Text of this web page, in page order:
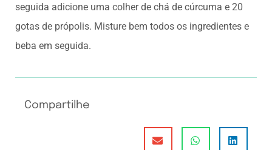
seguida adicione uma colher de chá de cúrcuma e 20
gotas de própolis. Misture bem todos os ingredientes e
beba em seguida.
Compartilhe